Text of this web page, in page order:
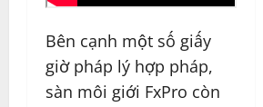
Bên cạnh một số giấy
giờ pháp lý hợp pháp,
sàn môi giới FxPro còn